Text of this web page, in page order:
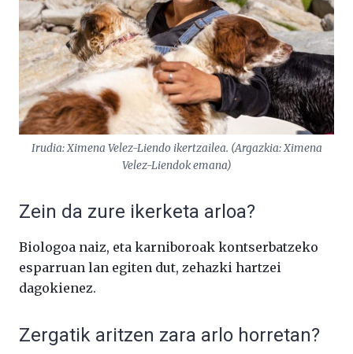
Irudia: Ximena Velez-Liendo ikertzailea. (Argazkia: Ximena
Velez-Liendok emana)
Zein da zure ikerketa arloa?
Biologoa naiz, eta karniboroak kontserbatzeko
esparruan lan egiten dut, zehazki hartzei
dagokienez.
Zergatik aritzen zara arlo horretan?